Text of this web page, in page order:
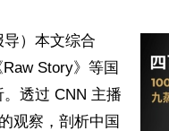
导）本文综合
Story》等国
透过 CNN 主播
观察，剖析中国